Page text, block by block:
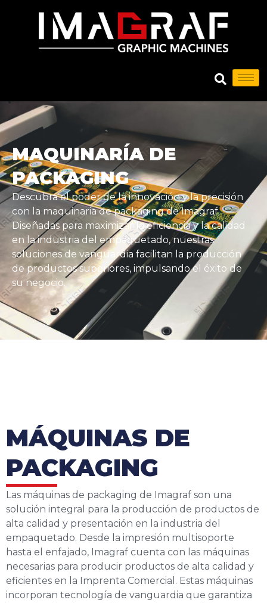
MAQUINARÍA DE
PACKAGING
Descubra el poder de la innovación y la precisión
con la maquinaria de packaging de Imagraf.
Diseñadas para maximizar la eficiencia y la calidad
en la industria del empaquetado, nuestras
soluciones de vanguardia facilitan la producción
de productos superiores, impulsando el éxito de
su negocio.
MÁQUINAS DE
PACKAGING
Las máquinas de packaging de Imagraf son una
solución integral para la producción de productos de
alta calidad y presentación en la industria del
empaquetado. Desde la impresión multisoporte
hasta el enfajado, Imagraf cuenta con las máquinas
necesarias para producir productos de alta calidad y
eficientes en la Imprenta Comercial. Estas máquinas
incorporan tecnología de vanguardia que garantiza